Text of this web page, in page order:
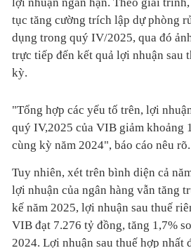
tục tăng cường trích lập dự phòng
dụng trong quý IV/2025, qua đó
trực tiếp đến kết quả lợi nhuận sau
kỳ.
"Tổng hợp các yếu tố trên, lợi
quý IV,2025 của VIB giảm khoảng
cùng kỳ năm 2024", báo cáo nêu rõ.
Tuy nhiên, xét trên bình diện cả
lợi nhuận của ngân hàng vẫn tăng
kế năm 2025, lợi nhuận sau thuế
VIB đạt 7.276 tỷ đồng, tăng 1,7%
2024. Lợi nhuận sau thuế hợp nhất